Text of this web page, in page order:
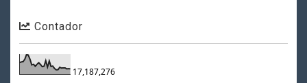
Contador
17,187,276